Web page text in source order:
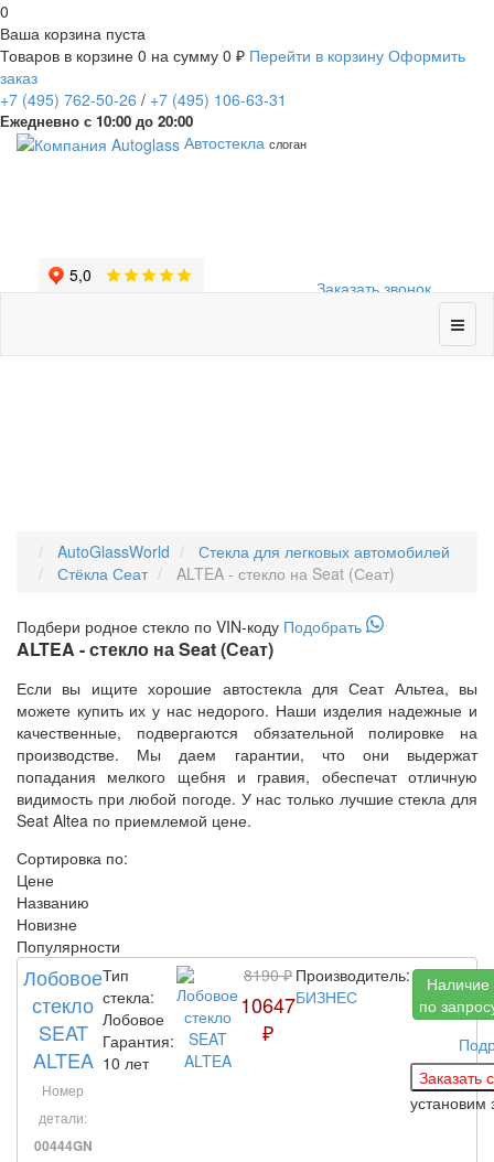
0
Ваша корзина пуста
Товаров в корзине 0 на сумму 0 ₽ Перейти в корзину Оформить
заказ
+7 (495) 762-50-26 / +7 (495) 106-63-31
Ежедневно с 10:00 до 20:00
Заказать звонок
Автостекла слоган
AutoGlassWorld
Стекла для легковых автомобилей
Стёкла Сеат
ALTEA - стекло на Seat (Сеат)
Подбери родное стекло по VIN-коду Подобрать
ALTEA - стекло на Seat (Сеат)
Если вы ищите хорошие автостекла для Сеат Альтеа, вы
можете купить их у нас недорого. Наши изделия надежные и
качественные, подвергаются обязательной полировке на
производстве. Мы даем гарантии, что они выдержат
попадания мелкого щебня и гравия, обеспечат отличную
видимость при любой погоде. У нас только лучшие стекла для
Seat Altea по приемлемой цене.
Сортировка по:
Цене
Названию
Новизне
Популярности
Лобовое
стекло
SEAT
ALTEA
Номер
детали:
00444GN
Тип
стекла:
Лобовое
Гарантия:
10 лет
8190 ₽
10647
₽
Производитель:
БИЗНЕС
Наличие
по
установим